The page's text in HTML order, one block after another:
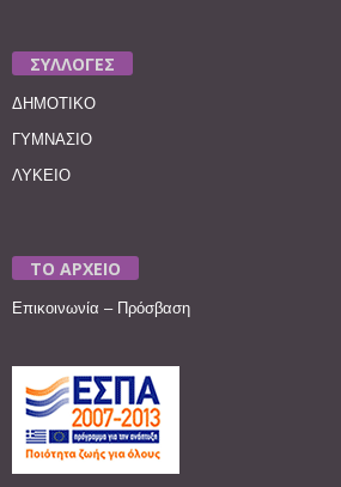
ΣΥΛΛΟΓΕΣ
ΔΗΜΟΤΙΚΟ
ΓΥΜΝΑΣΙΟ
ΛΥΚΕΙΟ
ΤΟ ΑΡΧΕΙΟ
Επικοινωνία – Πρόσβαση